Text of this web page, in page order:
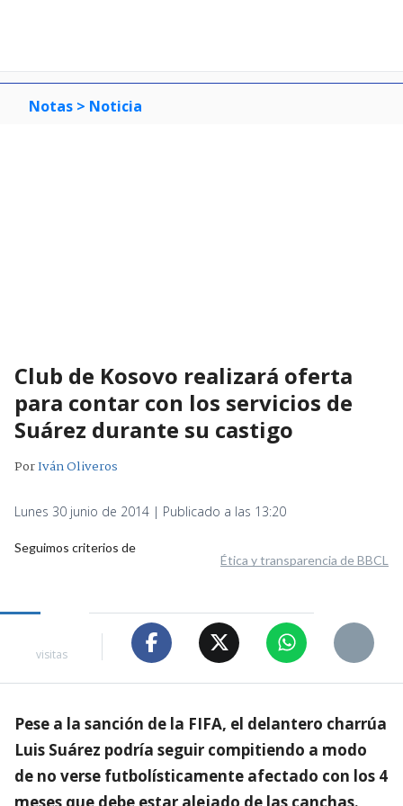
Notas > Noticia
Club de Kosovo realizará oferta
para contar con los servicios de
Suárez durante su castigo
PorIván Oliveros
Lunes 30 junio de 2014 | Publicado a las 13:20
Seguimos criterios de
Ética y transparencia de BBCL
visitas
Pese a la sanción de la FIFA, el delantero charrúa
Luis Suárez podría seguir compitiendo a modo
de no verse futbolísticamente afectado con los 4
meses que debe estar alejado de las canchas.